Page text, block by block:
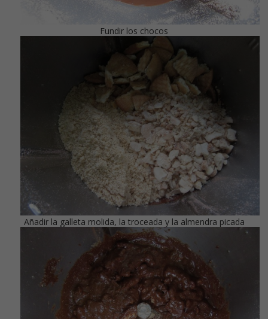
Fundir los chocos
Añadir la galleta molida, la troceada y la almendra picada